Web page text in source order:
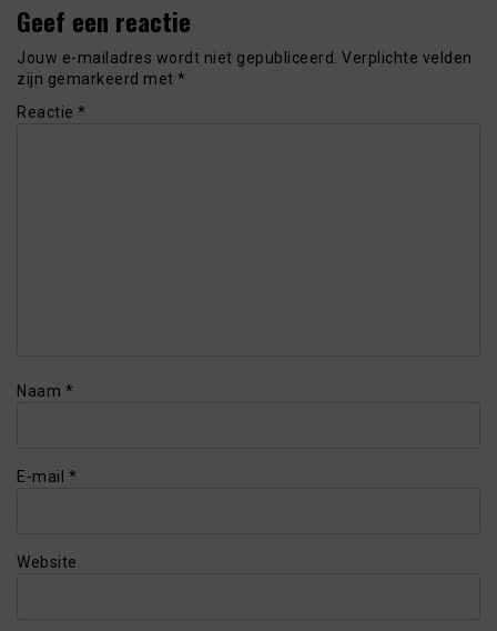
Geef een reactie
Jouw e-mailadres wordt niet gepubliceerd. Verplichte velden
zijn gemarkeerd met *
Reactie *
Naam *
E-mail *
Website